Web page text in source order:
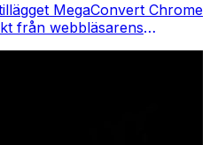
MegaConvert Chrome
från webbläsarens